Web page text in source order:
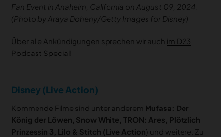
Fan Event in Anaheim, California on August 09, 2024.
(Photo by Araya Doheny/Getty Images for Disney)
Über alle Ankündigungen sprechen wir auch im D23
Podcast Special!
Disney (Live Action)
Kommende Filme sind unter anderem Mufasa: Der
König der Löwen, Snow White, TRON: Ares, Plötzlich
Prinzessin 3, Lilo & Stitch (Live Action) und weitere. Zu